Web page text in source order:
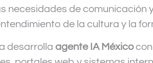
necesidades de comunicación
de la cultura y la
desarrolla agente IA Méxicocon